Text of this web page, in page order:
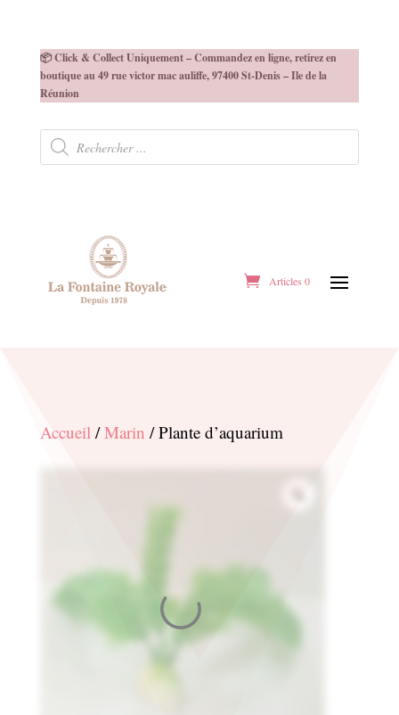
📦 Click & Collect Uniquement – Commandez en ligne, retirez en
boutique au 49 rue victor mac auliffe, 97400 St-Denis – Ile de la
Réunion
Recherche
produits
Articles 0
Accueil/Marin / Plante d’aquarium